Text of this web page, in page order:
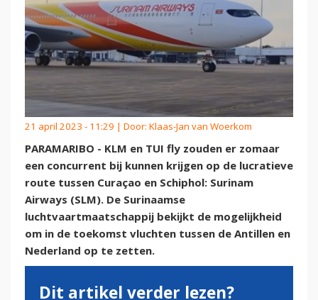
21 april 2023 - 11:29 | Door: Klaas-Jan van Woerkom
PARAMARIBO - KLM en TUI fly zouden er zomaar
een concurrent bij kunnen krijgen op de lucratieve
route tussen Curaçao en Schiphol: Surinam
Airways (SLM). De Surinaamse
luchtvaartmaatschappij bekijkt de mogelijkheid
om in de toekomst vluchten tussen de Antillen en
Nederland op te zetten.
Dit artikel verder lezen?